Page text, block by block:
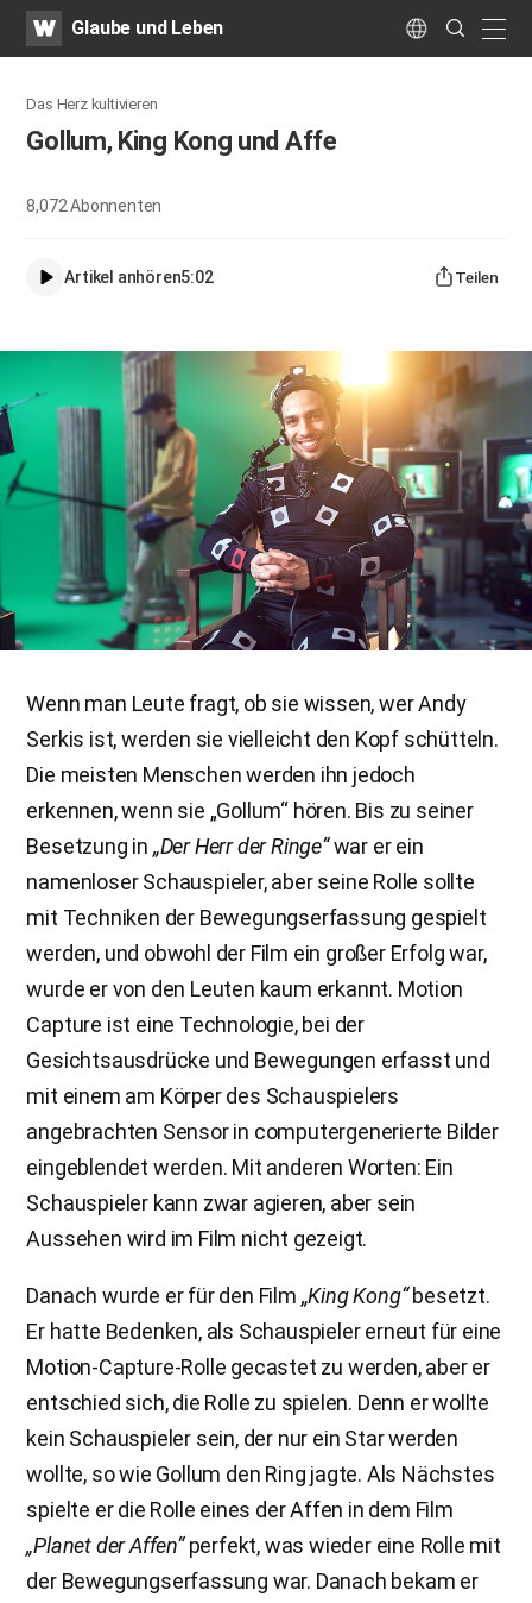
WATVGlaube und Leben Language
Search
Submit
Das Herz kultivieren
Gollum, King Kong und Affe
8,072Abonnenten
Artikel anhören5:02 Teilen
Wenn man Leute fragt, ob sie wissen, wer Andy
Serkis ist, werden sie vielleicht den Kopf schütteln.
Die meisten Menschen werden ihn jedoch
erkennen, wenn sie „Gollum“ hören. Bis zu seiner
Besetzung in „Der Herr der Ringe“war er ein
namenloser Schauspieler, aber seine Rolle sollte
mit Techniken der Bewegungserfassung gespielt
werden, und obwohl der Film ein großer Erfolg war,
wurde er von den Leuten kaum erkannt. Motion
Capture ist eine Technologie, bei der
Gesichtsausdrücke und Bewegungen erfasst und
mit einem am Körper des Schauspielers
angebrachten Sensor in computergenerierte Bilder
eingeblendet werden. Mit anderen Worten: Ein
Schauspieler kann zwar agieren, aber sein
Aussehen wird im Film nicht gezeigt.
Danach wurde er für den Film „King Kong“besetzt.
Er hatte Bedenken, als Schauspieler erneut für eine
Motion-Capture-Rolle gecastet zu werden, aber er
entschied sich, die Rolle zu spielen. Denn er wollte
kein Schauspieler sein, der nur ein Star werden
wollte, so wie Gollum den Ring jagte. Als Nächstes
spielte er die Rolle eines der Affen in dem Film
„Planet der Affen“perfekt, was wieder eine Rolle mit
der Bewegungserfassung war. Danach bekam er